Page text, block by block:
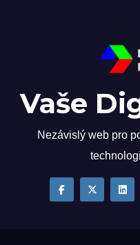
Vaše
Nezávislý web pro